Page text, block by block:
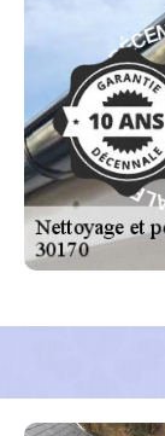
G
A
R
A
N
T
I
E
D
É
C
E
NNAL
-